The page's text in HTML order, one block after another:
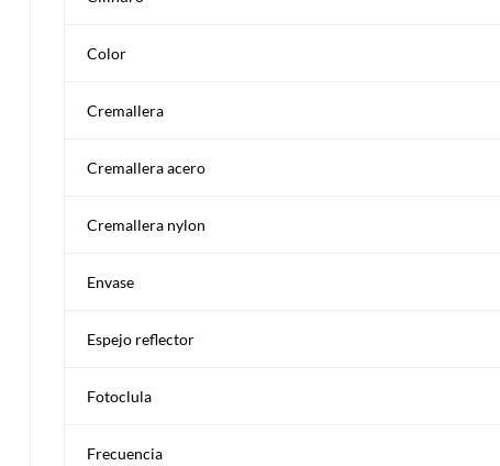
Color
Cremallera
Cremallera acero
Cremallera nylon
Envase
Espejo reflector
Fotoclula
Frecuencia